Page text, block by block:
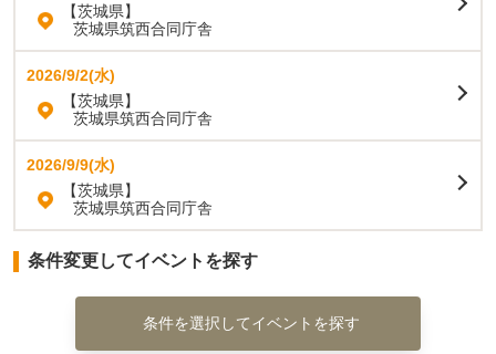
【茨城県】
茨城県筑西合同庁舎
2026/9/2(水)
【茨城県】
茨城県筑西合同庁舎
2026/9/9(水)
【茨城県】
茨城県筑西合同庁舎
条件変更してイベントを探す
条件を選択してイベントを探す